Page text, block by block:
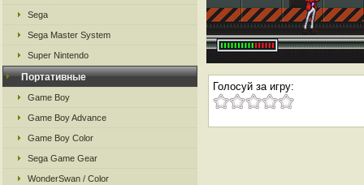
Sega
Sega Master System
Super Nintendo
Портативные
Game Boy
Game Boy Advance
Game Boy Color
Sega Game Gear
WonderSwan / Color
Голосуй за игру: